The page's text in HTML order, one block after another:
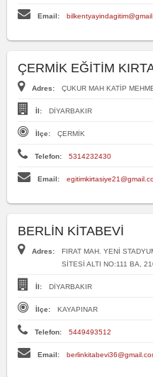
Email:
ÇERMİK EĞİTİM
Adres: ÇUKUR MAH KATİP
İl: DİYARBAKIR
İlçe: ÇERMİK
Telefon: 5314232430
Email:
BERLİN KİTABEVİ
Adres:
FIRAT MAH. YENİ
SİTESİ ALTI NO:111 BA,
İl: DİYARBAKIR
İlçe: KAYAPINAR
Telefon: 5449493512
Email: